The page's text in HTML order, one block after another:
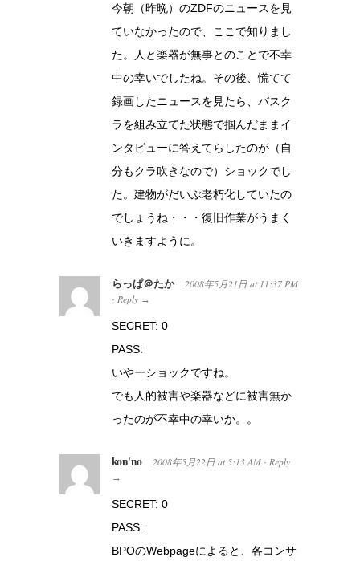
今朝（昨晩）のZDFのニュースを見
ていなかったので、ここで知りまし
た。人と楽器が無事とのことで不幸
中の幸いでしたね。その後、慌てて
録画したニュースを見たら、バスク
ラを組み立てた状態で掴んだままイ
ンタビューに答えてらしたのが（自
分もクラ吹きなので）ショックでし
た。建物がだいぶ老朽化していたの
でしょうね・・・復旧作業がうまく
いきますように。
らっぱ＠たか 2008年5月21日 at 11:37 PM
· Reply →
SECRET: 0
PASS:
いやーショックですね。
でも人的被害や楽器などに被害無か
ったのが不幸中の幸いか。。
kon'no 2008年5月22日 at 5:13 AM · Reply
→
SECRET: 0
PASS:
BPOのWebpageによると、各コンサ